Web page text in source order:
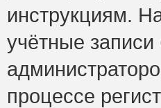
инструкциям.
учётные
процессе